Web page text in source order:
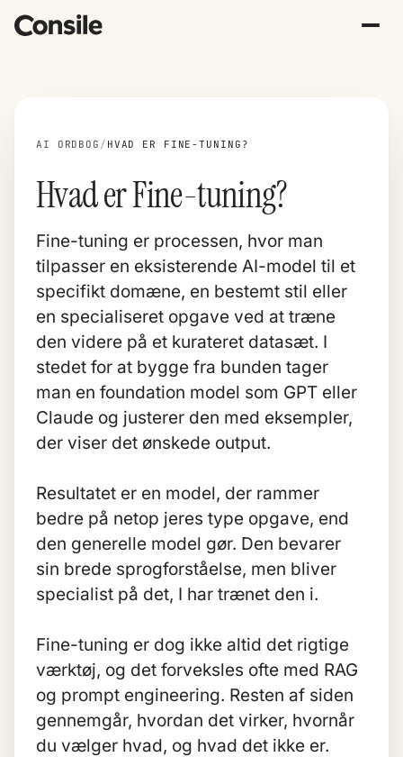
AI ORDBOG / HVAD ER FINE-TUNING?
Hvad er Fine-tuning?
Fine-tuning er processen, hvor man
tilpasser en eksisterende AI-model til et
specifikt domæne, en bestemt stil eller
en specialiseret opgave ved at træne
den videre på et kurateret datasæt. I
stedet for at bygge fra bunden tager
man en foundation model som GPT eller
Claude og justerer den med eksempler,
der viser det ønskede output.
Resultatet er en model, der rammer
bedre på netop jeres type opgave, end
den generelle model gør. Den bevarer
sin brede sprogforståelse, men bliver
specialist på det, I har trænet den i.
Fine-tuning er dog ikke altid det rigtige
værktøj, og det forveksles ofte med RAG
og prompt engineering. Resten af siden
gennemgår, hvordan det virker, hvornår
du vælger hvad, og hvad det ikke er.